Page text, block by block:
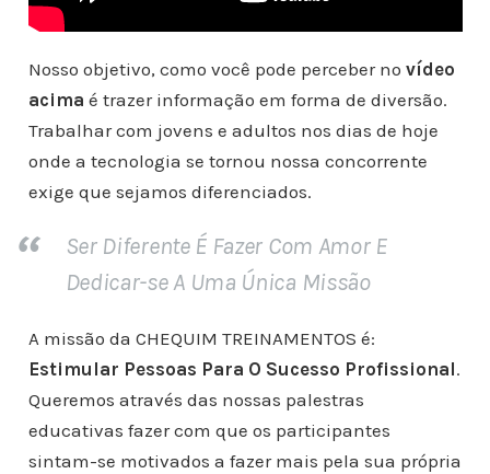
Nosso objetivo, como você pode perceber no vídeo
acima é trazer informação em forma de diversão.
Trabalhar com jovens e adultos nos dias de hoje
onde a tecnologia se tornou nossa concorrente
exige que sejamos diferenciados.
Ser Diferente É Fazer Com Amor E
Dedicar-se A Uma Única Missão
A missão da CHEQUIM TREINAMENTOS é:
Estimular Pessoas Para O Sucesso Profissional.
Queremos através das nossas palestras
educativas fazer com que os participantes
sintam-se motivados a fazer mais pela sua própria